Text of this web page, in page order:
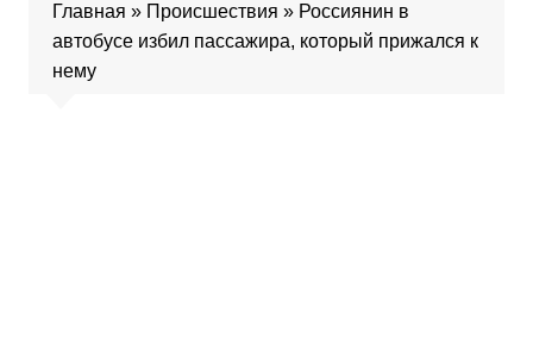
Главная » Происшествия » Россиянин в
автобусе избил пассажира, который прижался к
нему